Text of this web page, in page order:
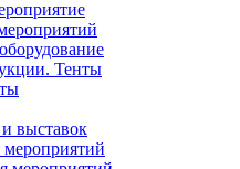
Тенты
выставок